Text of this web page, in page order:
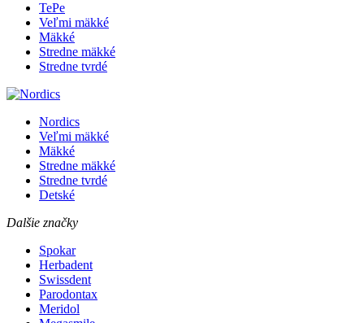
TePe
Veľmi mäkké
Mäkké
Stredne mäkké
Stredne tvrdé
Nordics
Veľmi mäkké
Mäkké
Stredne mäkké
Stredne tvrdé
Detské
Dalšie značky
Spokar
Herbadent
Swissdent
Parodontax
Meridol